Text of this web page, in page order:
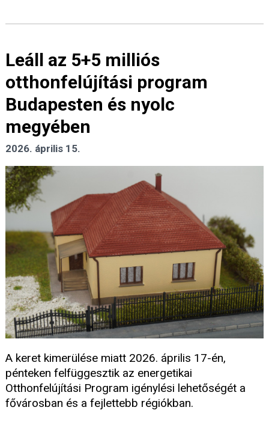
Leáll az 5+5 milliós
otthonfelújítási program
Budapesten és nyolc
megyében
2026. április 15.
A keret kimerülése miatt 2026. április 17-én,
pénteken felfüggesztik az energetikai
Otthonfelújítási Program igénylési lehetőségét a
fővárosban és a fejlettebb régiókban.